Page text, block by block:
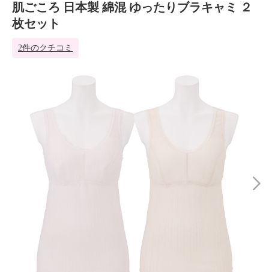
肌ごころ 日本製 綿混 ゆったりブラキャミ ２
枚セット
2件のクチコミ